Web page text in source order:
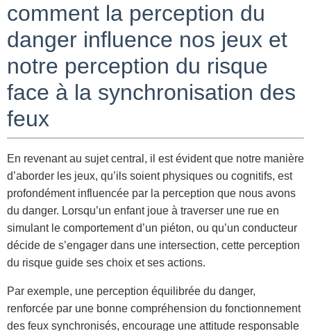
comment la perception du
danger influence nos jeux et
notre perception du risque
face à la synchronisation des
feux
En revenant au sujet central, il est évident que notre manière
d’aborder les jeux, qu’ils soient physiques ou cognitifs, est
profondément influencée par la perception que nous avons
du danger. Lorsqu’un enfant joue à traverser une rue en
simulant le comportement d’un piéton, ou qu’un conducteur
décide de s’engager dans une intersection, cette perception
du risque guide ses choix et ses actions.
Par exemple, une perception équilibrée du danger,
renforcée par une bonne compréhension du fonctionnement
des feux synchronisés, encourage une attitude responsable